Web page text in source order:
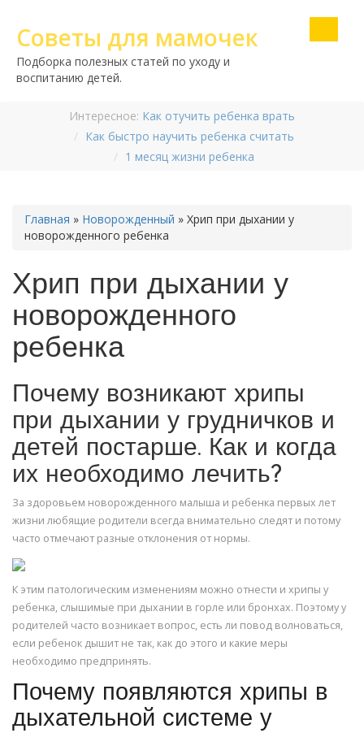
Советы для мамочек
Подборка полезных статей по уходу и
воспитанию детей.
Интересное: Как отучить ребенка врать
Как быстро научить ребенка считать
1 месяц жизни ребенка
Главная » Новорожденный » Хрип при дыхании у
новорожденного ребенка
Хрип при дыхании у
новорожденного
ребенка
Почему возникают хрипы
при дыхании у грудничков и
детей постарше. Как и когда
их необходимо лечить?
За здоровьем новорожденного малыша и ребенка первых лет
жизни любящие родители всегда внимательно следят и потому
часто отмечают разные отклонения от нормы.
К этим патологическим изменениям можно отнести и хрипы у
ребенка, слышимые при дыхании в горле или бронхах. Поэтому у
родителей часто возникает вопрос, есть ли повод волноваться,
если ребенок дышит не так, как до этого и какие меры
необходимо предпринять.
Почему появляются хрипы в
дыхательной системе у